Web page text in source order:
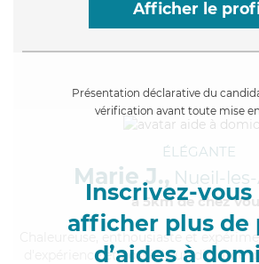
Afficher le
Présentation déclarative du
vérification avant toute mise
Inscrivez-vous
afficher plus de
d’aides à
ÉLÉGANTE
Marie J., Nueil-
à 5km de chez
, enthousiaste et
d'expérience et possède un diplôme